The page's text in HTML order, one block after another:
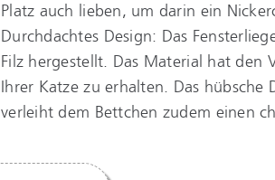
Platz auch lieben, um darin ein
Durchdachtes Design: Das
Filz hergestellt. Das Material hat
Ihrer Katze zu erhalten. Das
verleiht dem Bettchen zudem einen